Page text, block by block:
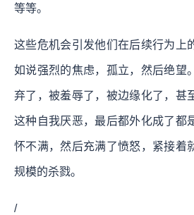
等等。
这些危机会引发他们在后续行为上
如说强烈的焦虑，孤立，然后绝望
弃了，被羞辱了，被边缘化了，甚
这种自我厌恶，最后都外化成了都
怀不满，然后充满了愤怒，紧接着
规模的杀戮。
/